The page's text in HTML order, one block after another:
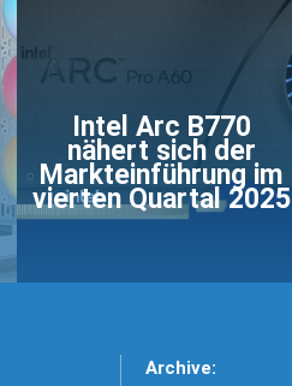
Intel Arc B770
nähert sich der
Markteinführung im
vierten Quartal 2025
Archive: